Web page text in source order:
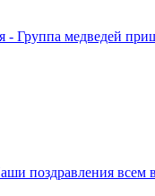
- Группа медведей
поздравления